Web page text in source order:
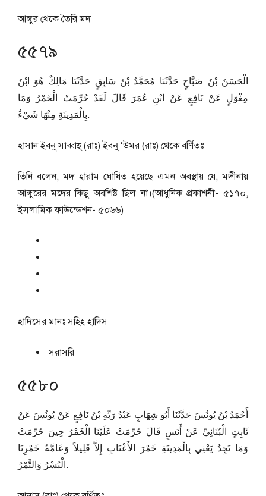
আঙ্গুর থেকে তৈরি মদ
৫৫৭৯
الْحَسَنُ بْنُ صَبَّاحٍ حَدَّثَنَا مُحَمَّدُ بْنُ سَابِقٍ حَدَّثَنَا مَالِكٌ هُوَ ابْنُ
مِغْوَلٍ عَنْ نَافِعٍ عَنْ ابْنِ عُمَرَ قَالَ لَقَدْ حُرِّمَتْ الْخَمْرُ وَمَا
بِالْمَدِينَةِ مِنْهَا شَيْءٌ.
হাসান ইবনু সাব্বাহ্‌ (রাঃ) ইবনু ‘উমর (রাঃ) থেকে বর্ণিতঃ
তিনি বলেন, মদ হারাম ঘোষিত হয়েছে এমন অবস্থায় যে, মদীনায়
আঙ্গুরের মদের কিছু অবশিষ্ট ছিল না।(আধুনিক প্রকাশনী- ৫১৭০,
ইসলামিক ফাউন্ডেশন- ৫০৬৬)
হাদিসের মানঃসহিহ হাদিস
সরাসরি
৫৫৮০
أَحْمَدُ بْنُ يُونُسَ حَدَّثَنَا أَبُو شِهَابٍ عَبْدُ رَبِّهِ بْنُ نَافِعٍ عَنْ يُونُسَ عَنْ
ثَابِتٍ الْبُنَانِيِّ عَنْ أَنَسٍ قَالَ حُرِّمَتْ عَلَيْنَا الْخَمْرُ حِينَ حُرِّمَتْ
وَمَا نَجِدُ يَعْنِي بِالْمَدِينَةِ خَمْرَ الأَعْنَابِ إِلاَّ قَلِيلاً وَعَامَّةُ خَمْرِنَا
الْبُسْرُ وَالتَّمْرُ.